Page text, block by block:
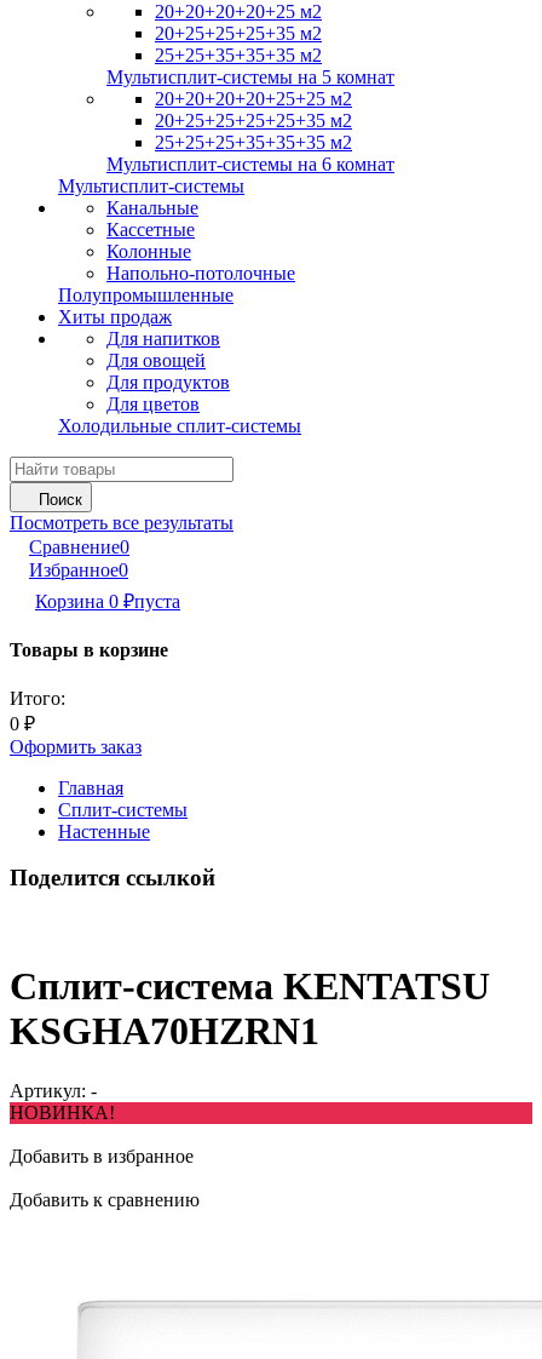
20+20+20+20+25 м2
20+25+25+25+35 м2
25+25+35+35+35 м2
Мультисплит-системы на 5 комнат
20+20+20+20+25+25 м2
20+25+25+25+25+35 м2
25+25+25+35+35+35 м2
Мультисплит-системы на 6 комнат
Мультисплит-системы
Канальные
Кассетные
Колонные
Напольно-потолочные
Полупромышленные
Хиты продаж
Для напитков
Для овощей
Для продуктов
Для цветов
Холодильные сплит-системы
Поиск
Посмотреть все результаты
Сравнение0
Избранное0
Корзина 0 ₽пуста
Товары в корзине
Итого:
0 ₽
Оформить заказ
Главная
Сплит-системы
Настенные
Поделится ссылкой
Сплит-система KENTATSU
KSGHA70HZRN1
Артикул: -
НОВИНКА!
Добавить в избранное
Добавить к сравнению